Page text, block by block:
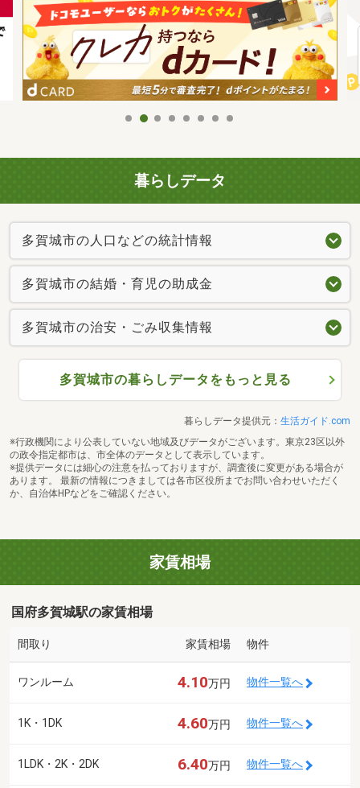
暮らしデータ
多賀城市の人口などの統計情報
多賀城市の結婚・育児の助成金
多賀城市の治安・ごみ収集情報
多賀城市の暮らしデータをもっと見る
暮らしデータ提供元： 生活ガイド.com
※行政機関により公表していない地域及びデータがございます。東京23区以外
の政令指定都市は、市全体のデータとして表示しています。
※提供データには細心の注意を払っておりますが、調査後に変更がある場合が
あります。 最新の情報につきましては各市区役所までお問い合わせいただく
か、自治体HPなどをご確認ください。
家賃相場
国府多賀城駅の家賃相場
間取り 家賃相場 物件
ワンルーム 4.10万円 物件一覧へ
1K・1DK 4.60万円 物件一覧へ
1LDK・2K・2DK 6.40万円 物件一覧へ